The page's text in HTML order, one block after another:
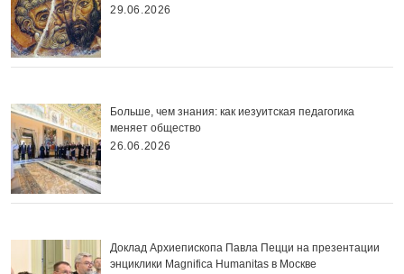
29.06.2026
Больше, чем знания: как иезуитская педагогика
меняет общество
26.06.2026
Доклад Архиепископа Павла Пецци на презентации
энциклики Magnifica Нumanitas в Москве